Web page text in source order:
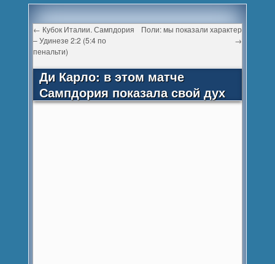
← Кубок Италии. Сампдория
– Удинезе 2:2 (5:4 по
пенальти)
Поли: мы показали характер
→
Ди Карло: в этом матче
Сампдория показала свой дух